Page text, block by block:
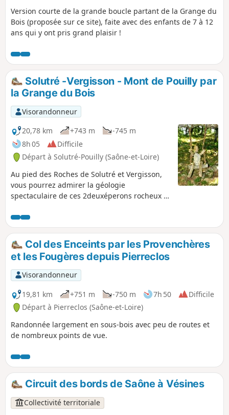
Version courte de la grande boucle partant de la Grange du
Bois (proposée sur ce site), faite avec des enfants de 7 à 12
ans qui y ont pris grand plaisir !
Solutré -Vergisson - Mont de Pouilly par
la Grange du Bois
Visorandonneur
20,78 km
+743 m
-745 m
8h 05
Difficile
Départ à Solutré-Pouilly (Saône-et-Loire)
Au pied des Roches de Solutré et Vergisson,
vous pourrez admirer la géologie
spectaculaire de ces 2deuxéperons rocheux et
superbes vues panoramiques sur le
Beaujolais, la Vallée de la Saône et le Val
Lamartine.Ce long parcours vous fera
emprunter le GR®®76 dans la fraîcheur
forestière du Bois des Bruyères.Au retour,
vous pourrez admirer Chasselas, Mâcon, la
vallée de la Saône voire les Alpes depuis la
Grange du Bois et le sommet du Mont de
Pouilly.
Col des Enceints par les Provenchères
et les Fougères depuis Pierreclos
Visorandonneur
19,81 km
+751 m -750 m 7h 50
Difficile
Départ à Pierreclos (Saône-et-Loire)
Randonnée largement en sous-bois avec peu de routes et
de nombreux points de vue.
Circuit des bords de Saône à Vésines
Collectivité territoriale